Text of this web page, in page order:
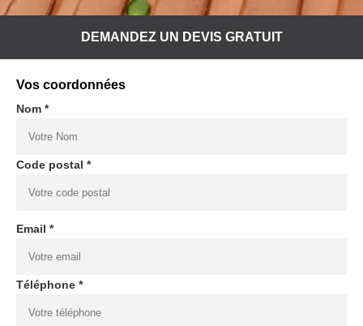
DEMANDEZ UN DEVIS GRATUIT
Vos coordonnées
Nom *
Code postal *
Email *
Téléphone *